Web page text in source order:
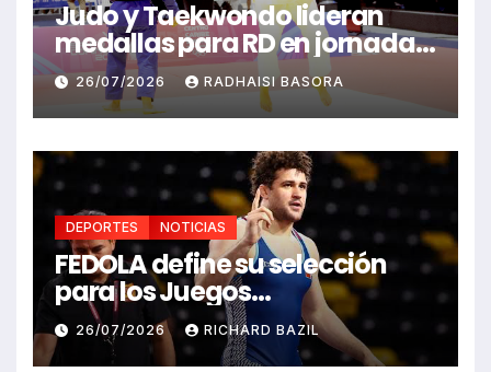
Judo y Taekwondo lideran
medallas para RD en jornada
de Juego Santo Domingo 2026
26/07/2026 RADHAISI BASORA
DEPORTES NOTICIAS
FEDOLA define su selección
para los Juegos
Centroamericanos y del
Caribe Santo Domingo 2026
26/07/2026 RICHARD BAZIL